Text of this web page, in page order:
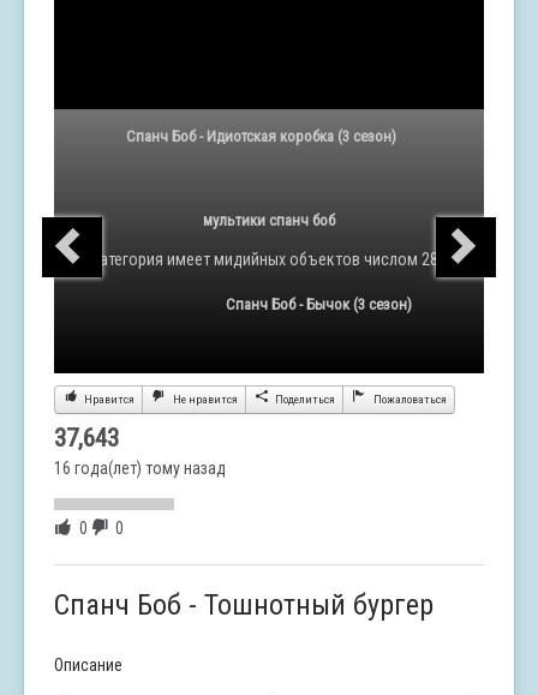
Спанч Боб - Идиотская коробка (3 сезон)
мультики спанч боб
Категория имеет мидийных объектов числом 285
Спанч Боб - Бычок (3 сезон)
Нравится Не нравится Поделиться Пожаловаться
37,643
16 года(лет) тому назад
0 0
Спанч Боб - Тошнотный бургер
Описание